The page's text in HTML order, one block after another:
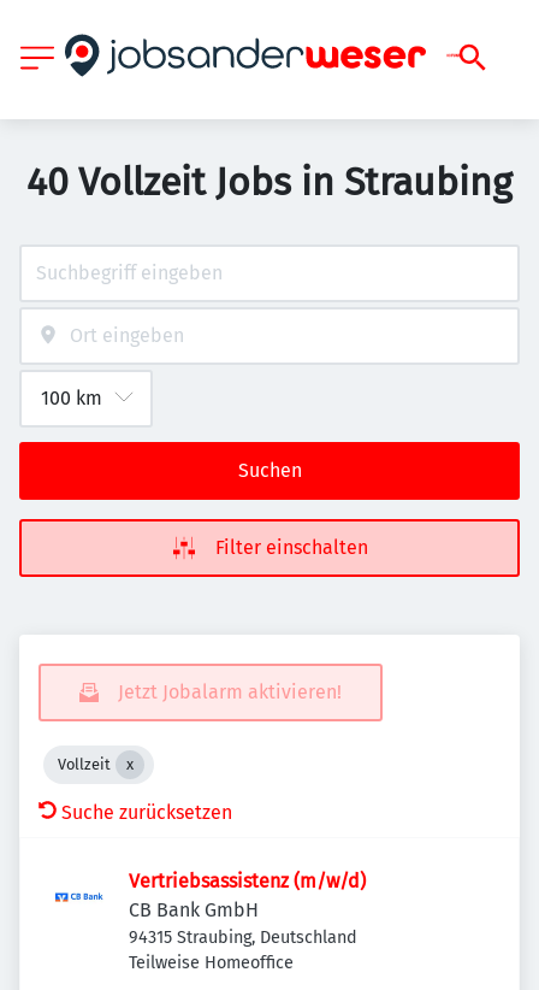
40 Vollzeit Jobs in Straubing
Suchen
Filter einschalten
Jetzt Jobalarm aktivieren!
Vollzeit
Suche zurücksetzen
Vertriebsassistenz (m/w/d)
CB Bank GmbH
94315 Straubing, Deutschland
Teilweise Homeoffice